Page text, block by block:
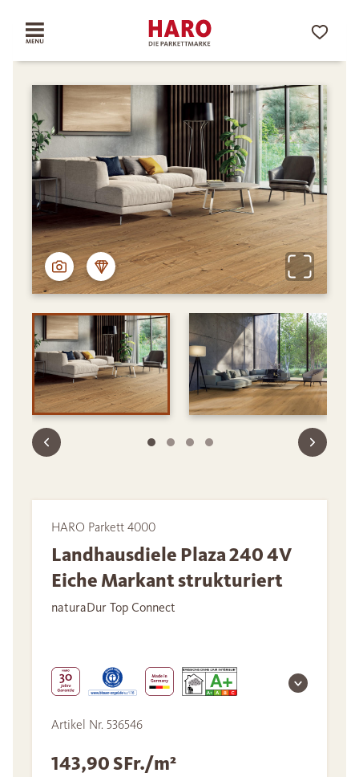
HARO Parkett 4000
Landhausdiele Plaza 240 4V
Eiche Markant strukturiert
naturaDur Top Connect
Artikel Nr. 536546
143,90 SFr./m²